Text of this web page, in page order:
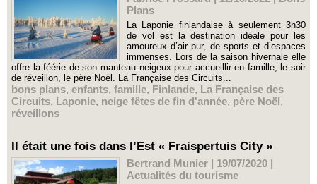
Plans
La Laponie finlandaise à seulement 3h30
de vol est la destination idéale pour les
amoureux d’air pur, de sports et d’espaces
immenses. Lors de la saison hivernale elle
offre la féérie de son manteau neigeux pour accueillir en famille, le soir
de réveillon, le père Noël. La Française des Circuits...
bons plans, enfants, famille, Finlande, La Française des
Circuits, Laponie, neige fêtes de fin d'année, père Noël,
réveillons
Il était une fois dans l’Est « Fraispertuis City »
Bertrand Munier | 19/07/2020 |
Actualités du tourisme